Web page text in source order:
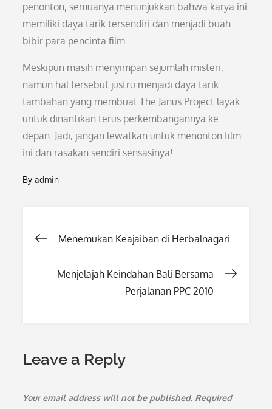
penonton, semuanya menunjukkan bahwa karya ini
memiliki daya tarik tersendiri dan menjadi buah
bibir para pencinta film.
Meskipun masih menyimpan sejumlah misteri,
namun hal tersebut justru menjadi daya tarik
tambahan yang membuat The Janus Project layak
untuk dinantikan terus perkembangannya ke
depan. Jadi, jangan lewatkan untuk menonton film
ini dan rasakan sendiri sensasinya!
Byadmin
Post
navigation
Menemukan Keajaiban di Herbalnagari
Menjelajah Keindahan Bali Bersama
Perjalanan PPC 2010
Leave a Reply
Your email address will not be published. Required